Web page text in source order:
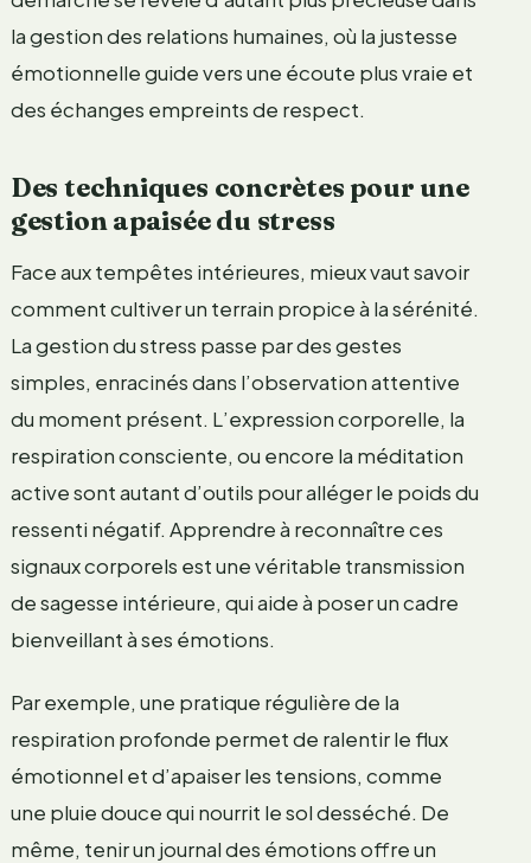
la gestion des relations humaines, où la justesse
émotionnelle guide vers une écoute plus vraie et
des échanges empreints de respect.
Des techniques concrètes pour une
gestion apaisée du stress
Face aux tempêtes intérieures, mieux vaut savoir
comment cultiver un terrain propice à la sérénité.
La gestion du stress passe par des gestes
simples, enracinés dans l’observation attentive
du moment présent. L’expression corporelle, la
respiration consciente, ou encore la méditation
active sont autant d’outils pour alléger le poids du
ressenti négatif. Apprendre à reconnaître ces
signaux corporels est une véritable transmission
de sagesse intérieure, qui aide à poser un cadre
bienveillant à ses émotions.
Par exemple, une pratique régulière de la
respiration profonde permet de ralentir le flux
émotionnel et d’apaiser les tensions, comme
une pluie douce qui nourrit le sol desséché. De
même, tenir un journal des émotions offre un